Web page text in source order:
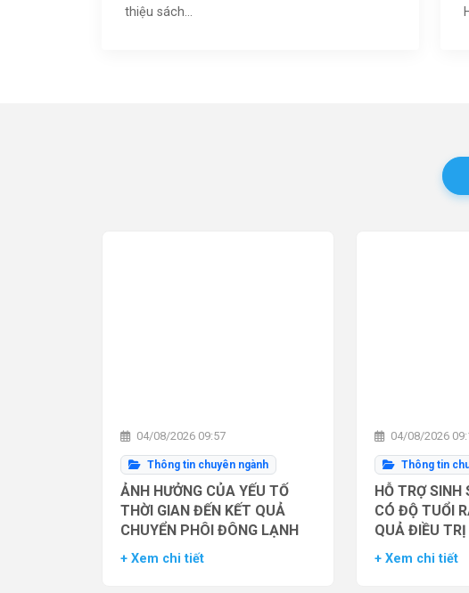
thiệu sách…
04/08/2026 09:57
Thông tin chuyên ngành
ẢNH HƯỞNG CỦA YẾU TỐ
THỜI GIAN ĐẾN KẾT QUẢ
CHUYỂN PHÔI ĐÔNG LẠNH
+ Xem chi tiết
04/08/2026
Thông tin
HỖ TRỢ SINH
CÓ ĐỘ TUỔI
QUẢ ĐIỀU
THỨC LÂM
+ Xem chi tiết